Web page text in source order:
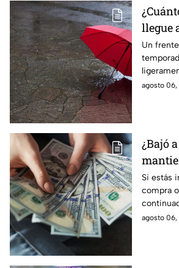
llegue
frío
Un
agosto 06,
¿Bajó
el
de
Si estás
compra
agosto 06,